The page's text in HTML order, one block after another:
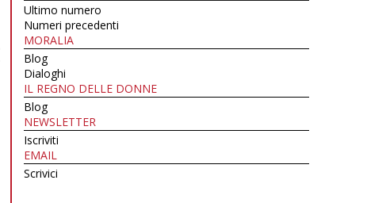
Ultimo numero
Numeri precedenti
MORALIA
Blog
Dialoghi
IL REGNO DELLE DONNE
Blog
NEWSLETTER
Iscriviti
EMAIL
Scrivici